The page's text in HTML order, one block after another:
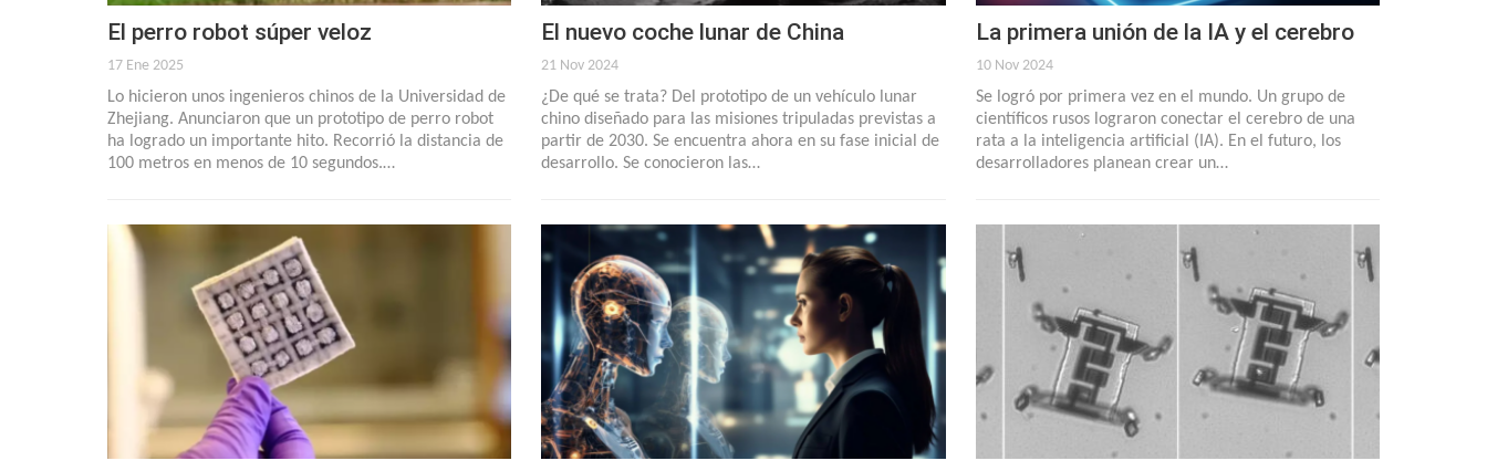
El perro robot súper veloz
17 Ene 2025
Lo hicieron unos ingenieros chinos de la Universidad de
Zhejiang. Anunciaron que un prototipo de perro robot
ha logrado un importante hito. Recorrió la distancia de
100 metros en menos de 10 segundos.…
El nuevo coche lunar de China
21 Nov 2024
¿De qué se trata? Del prototipo de un vehículo lunar
chino diseñado para las misiones tripuladas previstas a
partir de 2030. Se encuentra ahora en su fase inicial de
desarrollo. Se conocieron las…
La primera unión de la IA y el cerebro
10 Nov 2024
Se logró por primera vez en el mundo. Un grupo de
científicos rusos lograron conectar el cerebro de una
rata a la inteligencia artificial (IA). En el futuro, los
desarrolladores planean crear un…